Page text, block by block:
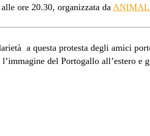
ore 20.30, organizzata da ANIMAL
a questa protesta degli amici
del Portogallo all’estero e